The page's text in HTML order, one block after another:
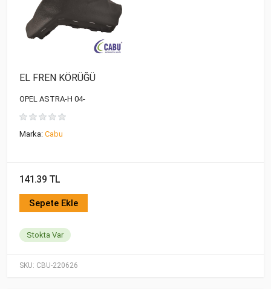
SKU: CBU-220626
EL FREN KÖRÜĞÜ
OPEL ASTRA-H 04-
Marka: Cabu
141.39 TL
Sepete Ekle
Stokta Var